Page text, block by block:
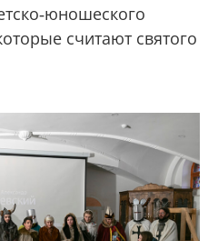
юношеского
считают святого